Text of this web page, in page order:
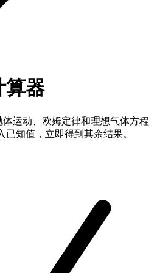
算器
运动、欧姆定律和理想气体方程
知值，立即得到其余结果。